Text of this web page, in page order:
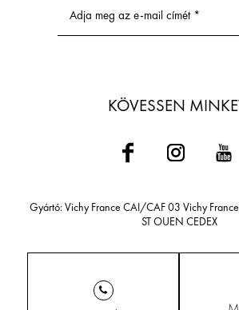
KÖVESSEN
Gyártó: Vichy France CAI/CAF 03 Vichy
ST OUEN CEDEX